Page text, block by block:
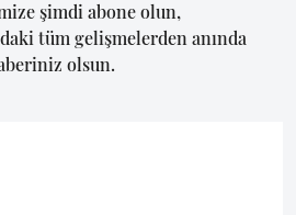
şimdi abone olun,
tüm gelişmelerden anında
olsun.